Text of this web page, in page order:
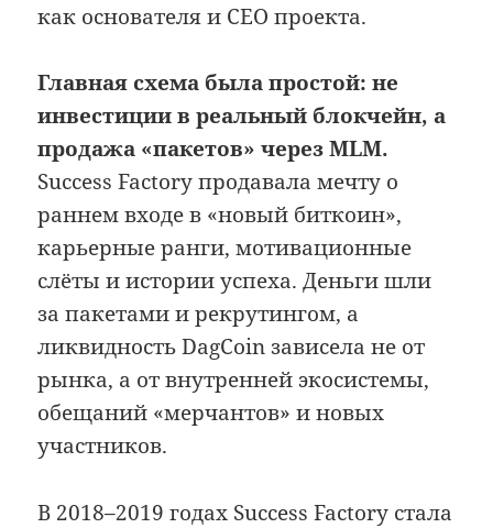
как основателя и CEO проекта.
Главная схема была простой: не
инвестиции в реальный блокчейн, а
продажа «пакетов» через MLM.
Success Factory продавала мечту о
раннем входе в «новый биткоин»,
карьерные ранги, мотивационные
слёты и истории успеха. Деньги шли
за пакетами и рекрутингом, а
ликвидность DagCoin зависела не от
рынка, а от внутренней экосистемы,
обещаний «мерчантов» и новых
участников.
В 2018–2019 годах Success Factory стала